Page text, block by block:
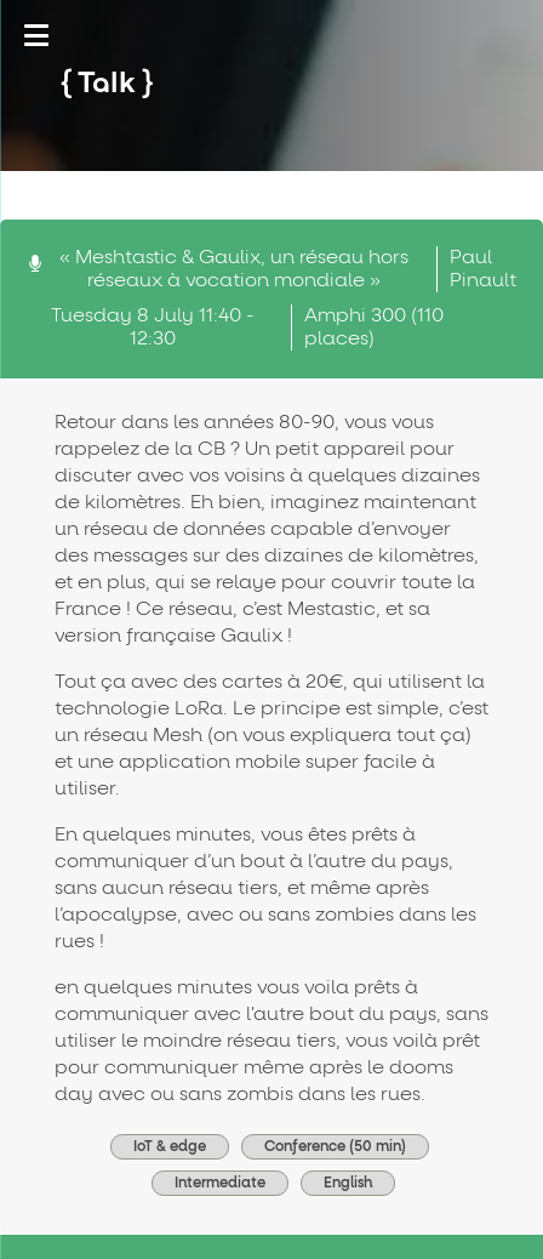
Talk
« Meshtastic & Gaulix, un réseau hors
réseaux à vocation mondiale »
Paul
Pinault
Tuesday 8 July 11:40 -
12:30
Amphi 300 (110
places)
Retour dans les années 80-90, vous vous
rappelez de la CB ? Un petit appareil pour
discuter avec vos voisins à quelques dizaines
de kilomètres. Eh bien, imaginez maintenant
un réseau de données capable d’envoyer
des messages sur des dizaines de kilomètres,
et en plus, qui se relaye pour couvrir toute la
France ! Ce réseau, c’est Mestastic, et sa
version française Gaulix !
Tout ça avec des cartes à 20€, qui utilisent la
technologie LoRa. Le principe est simple, c’est
un réseau Mesh (on vous expliquera tout ça)
et une application mobile super facile à
utiliser.
En quelques minutes, vous êtes prêts à
communiquer d’un bout à l’autre du pays,
sans aucun réseau tiers, et même après
l’apocalypse, avec ou sans zombies dans les
rues !
en quelques minutes vous voila prêts à
communiquer avec l'autre bout du pays, sans
utiliser le moindre réseau tiers, vous voilà prêt
pour communiquer même après le dooms
day avec ou sans zombis dans les rues.
IoT & edge Conference (50 min)
Intermediate English